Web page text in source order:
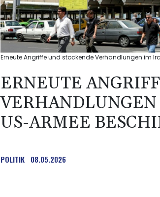
Erneute Angriffe und stockende Verhandlungen im
ERNEUTE
US-ARMEE
POLITIK 08.05.2026